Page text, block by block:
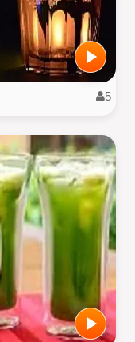
5